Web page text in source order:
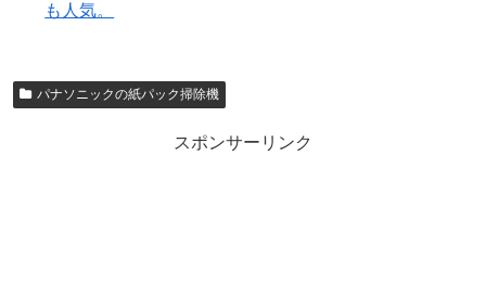
も人気。
パナソニックの紙パック掃除機
スポンサーリンク